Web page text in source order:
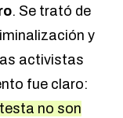
. Se trató de
y
activistas
fue claro:
no son